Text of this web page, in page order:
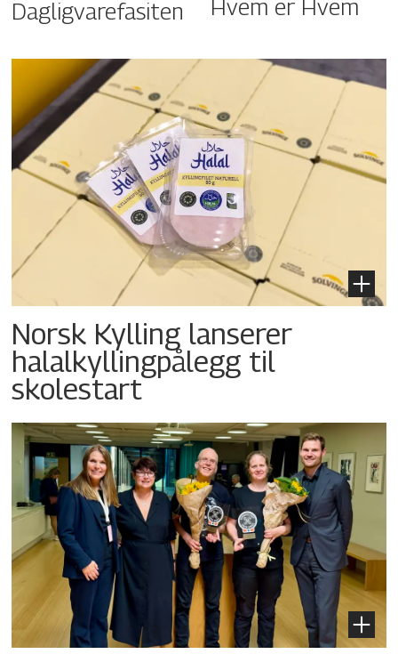
Dagligvarefasiten Hvem er Hvem
Norsk Kylling lanserer
halalkyllingpålegg til
skolestart